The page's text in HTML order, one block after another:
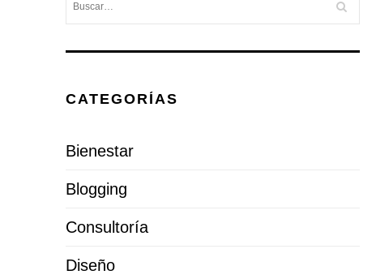
CATEGORÍAS
Bienestar
Blogging
Consultoría
Diseño